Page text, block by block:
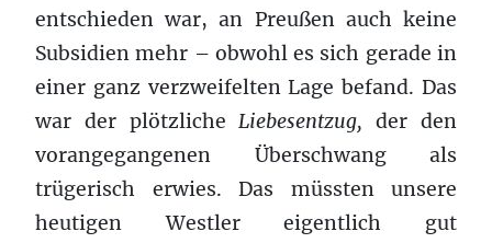
entschieden war, an Preußen auch keine
Subsidien mehr – obwohl es sich gerade in
einer ganz verzweifelten Lage befand. Das
war der plötzlicheLiebesentzug, der den
vorangegangenen Überschwang als
trügerisch erwies. Das müssten unsere
heutigen Westler eigentlich gut